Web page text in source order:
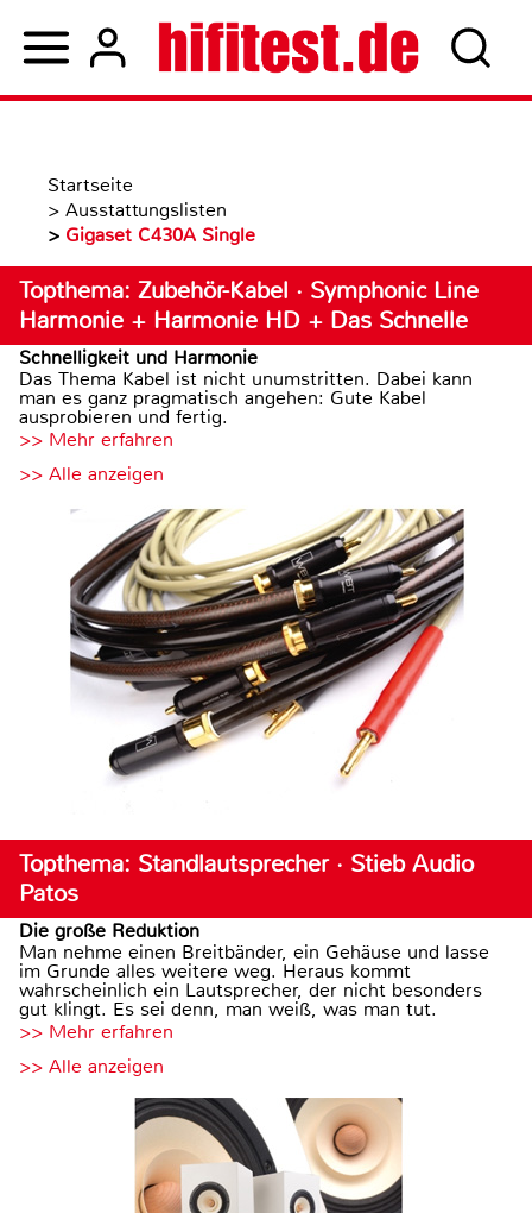
Startseite
> Ausstattungslisten
> Gigaset C430A Single
Topthema: Zubehör-Kabel · Symphonic Line
Harmonie + Harmonie HD + Das Schnelle
Schnelligkeit und Harmonie
Das Thema Kabel ist nicht unumstritten. Dabei kann
man es ganz pragmatisch angehen: Gute Kabel
ausprobieren und fertig.
>> Mehr erfahren
>> Alle anzeigen
Topthema: Standlautsprecher · Stieb Audio
Patos
Die große Reduktion
Man nehme einen Breitbänder, ein Gehäuse und lasse
im Grunde alles weitere weg. Heraus kommt
wahrscheinlich ein Lautsprecher, der nicht besonders
gut klingt. Es sei denn, man weiß, was man tut.
>> Mehr erfahren
>> Alle anzeigen